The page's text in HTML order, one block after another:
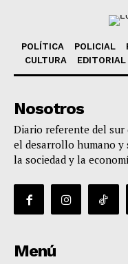
POLÍTICA POLICIAL
CULTURA
EDITORIAL
Nosotros
Diario referente del sur
el desarrollo humano y
la sociedad y la
Menú